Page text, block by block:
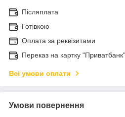
Післяплата
Готівкою
Оплата за реквізитами
Переказ на картку "Приватбанк"
Всі умови оплати
Умови повернення